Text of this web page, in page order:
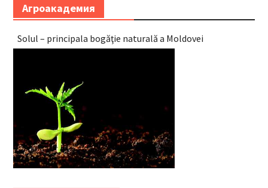
Агроакадемия
Solul – principala bogăţie naturală a Moldovei